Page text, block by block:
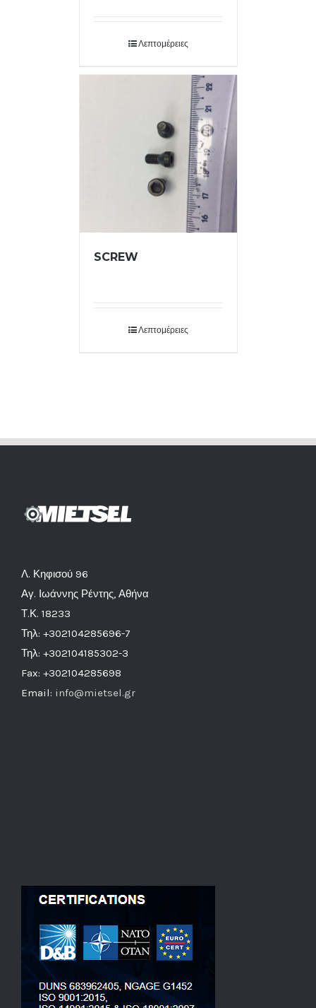
Λεπτομέρειες
SCREW
Λεπτομέρειες
Λ. Κηφισού 96
Αγ. Ιωάννης Ρέντης, Αθήνα
Τ.Κ. 18233
Τηλ: +302104285696-7
Τηλ: +302104185302-3
Fax: +302104285698
Email: info@mietsel.gr